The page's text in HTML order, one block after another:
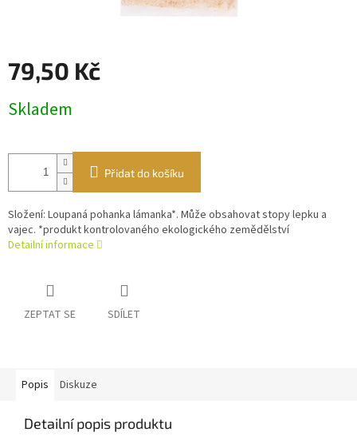
79,50 Kč
cena:
Skladem
Přidat do košíku
Složení: Loupaná pohanka lámanka*. Může obsahovat stopy lepku a
vajec. *produkt kontrolovaného ekologického zemědělství
Detailní informace
ZEPTAT SE SDÍLET
Popis Diskuze
Detailní popis produktu